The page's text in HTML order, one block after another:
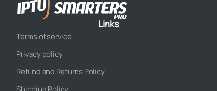
Links
Terms of service
Privacy policy
Refund and Returns Policy
Shipping Policy